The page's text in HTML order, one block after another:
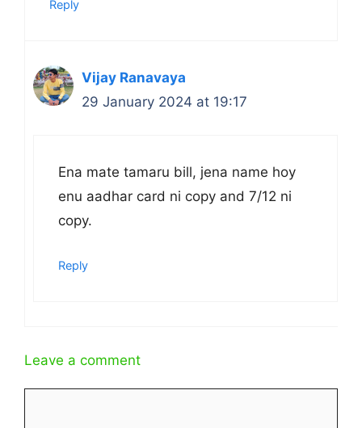
Reply
Vijay Ranavaya
29 January 2024 at 19:17
Ena mate tamaru bill, jena name hoy
enu aadhar card ni copy and 7/12 ni
copy.
Reply
Leave a comment